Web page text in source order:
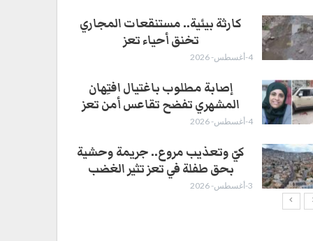
كارثة بيئية.. مستنقعات المجاري
تخنق أحياء تعز
4-أغسطس- 2026
إصابة مطلوب باغتيال افتِهان
المشهري تفضح تقاعس أمن تعز
4-أغسطس- 2026
كيّ وتعذيب مروع.. جريمة وحشية
بحق طفلة في تعز تثير الغضب
3-أغسطس- 2026